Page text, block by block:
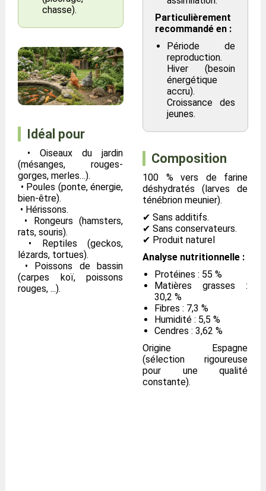
chasse).
Idéal pour
• Oiseaux du jardin
(mésanges, rouges-
gorges, merles…).
• Poules (ponte, énergie,
bien-être).
• Hérissons.
• Rongeurs (hamsters,
rats, souris).
• Reptiles (geckos,
lézards, tortues).
• Poissons de bassin
(carpes koï, poissons
rouges, ...).
Particulièrement
recommandé en :
Période de
reproduction.
Hiver (besoin
énergétique
accru).
Croissance des
jeunes.
Composition
100 % vers de farine
déshydratés (larves de
ténébrion meunier).
✔ Sans additifs.
✔ Sans conservateurs.
✔ Produit naturel
Analyse nutritionnelle :
Protéines : 55 %
Matières grasses :
30,2 %
Fibres : 7,3 %
Humidité : 5,5 %
Cendres : 3,62 %
Origine Espagne
(sélection rigoureuse
pour une qualité
constante).